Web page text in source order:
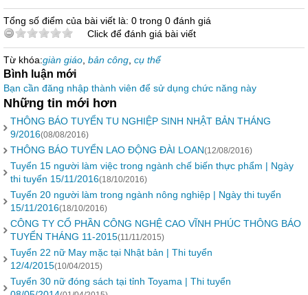
Tổng số điểm của bài viết là: 0 trong 0 đánh giá
Click để đánh giá bài viết
Từ khóa:giàn giáo bản công cụ thể
Bình luận mới
Bạn cần đăng nhập thành viên để sử dụng chức năng này
Những tin mới hơn
THÔNG BÁO TUYỂN TU NGHIỆP SINH NHẬT BẢN THÁNG
9/2016(08/08/2016)
THÔNG BÁO TUYỂN LAO ĐỘNG ĐÀI LOAN(12/08/2016)
Tuyển 15 người làm việc trong ngành chế biến thực phẩm | Ngày
thi tuyển 15/11/2016(18/10/2016)
Tuyển 20 người làm trong ngành nông nghiệp | Ngày thi tuyển
15/11/2016(18/10/2016)
CÔNG TY CỔ PHẦN CÔNG NGHỆ CAO VĨNH PHÚC THÔNG BÁO
TUYỂN THÁNG 11-2015(11/11/2015)
Tuyển 22 nữ May mặc tại Nhật bản | Thi tuyển
12/4/2015(10/04/2015)
Tuyển 30 nữ đóng sách tại tỉnh Toyama | Thi tuyển